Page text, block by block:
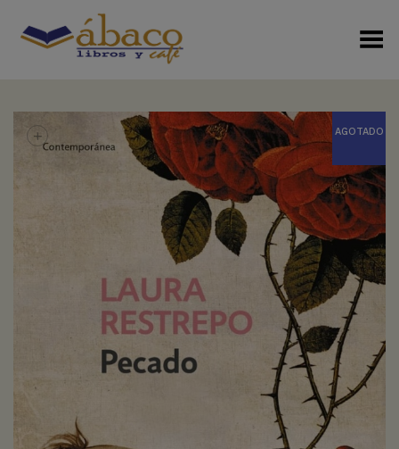
Menú Alterno
AGOTADO
+